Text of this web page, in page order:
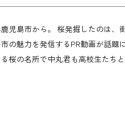
児島市から。 桜発掘したのは
の魅力を発信するPR動画が話題
桜の名所で中丸君も高校生たち